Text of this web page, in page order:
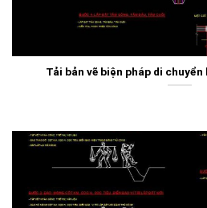
Tải bản vẽ biện pháp di